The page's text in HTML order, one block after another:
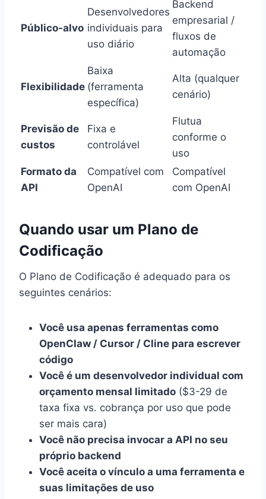
Público-alvo
Desenvolvedores
individuais para
uso diário
Backend
empresarial /
fluxos de
automação
Flexibilidade
Baixa
(ferramenta
específica)
Alta (qualquer
cenário)
Previsão de
custos
Fixa e
controlável
Flutua
conforme o
uso
Formato da
API
Compatível com
OpenAI
Compatível
com OpenAI
Quando usar um Plano de
Codificação
O Plano de Codificação é adequado para os
seguintes cenários:
Você usa apenas ferramentas como
OpenClaw / Cursor / Cline para escrever
código
Você é um desenvolvedor individual com
orçamento mensal limitado ($3-29 de
taxa fixa vs. cobrança por uso que pode
ser mais cara)
Você não precisa invocar a API no seu
próprio backend
Você aceita o vínculo a uma ferramenta e
suas limitações de uso